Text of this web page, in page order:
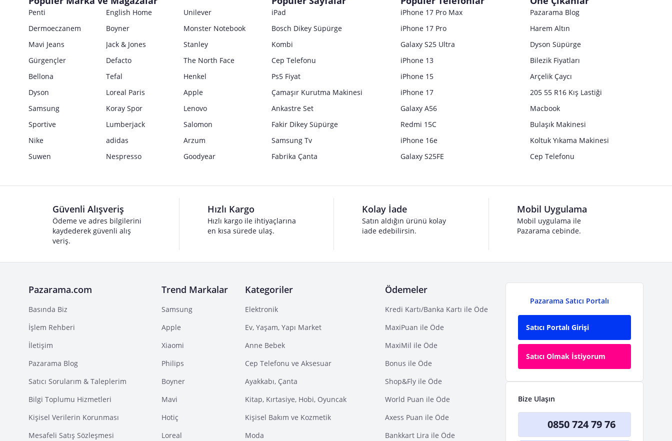
E Posta Adresi
Satıcı bilgi girişi yapmamıştır.
Satıcı bilgi girişi yapmamıştır.
Penti English Home
Unilever
Dermoeczanem
Boyner
Monster Notebook
Mavi Jeans
Jack & Jones
Stanley
Gürgençler
Defacto
The North Face
Bellona
Tefal
Henkel
Dyson
Loreal Paris
Apple
Samsung
Koray Spor
Lenovo
Sportive
Lumberjack
Salomon
Nike
adidas
Arzum
Suwen
Nespresso Goodyear
iPad
Bosch Dikey Süpürge
Kombi
Cep Telefonu
Ps5 Fiyat
Çamaşır Kurutma Makinesi
Ankastre Set
Fakir Dikey Süpürge
Samsung Tv
Fabrika Çanta
iPhone 17 Pro Max
iPhone 17 Pro
Galaxy S25 Ultra
iPhone 13
iPhone 15
iPhone 17
Galaxy A56
Redmi 15C
iPhone 16e
Galaxy S25FE
Pazarama Blog
Harem Altın
Dyson Süpürge
Bilezik Fiyatları
Arçelik Çaycı
205 55 R16 Kış Lastiği
Macbook
Bulaşık Makinesi
Koltuk Yıkama Makinesi
Cep Telefonu
Güvenli Alışveriş
Ödeme ve adres bilgilerini
kaydederek güvenli alış
veriş.
Hızlı Kargo
Hızlı kargo ile ihtiyaçlarına
en kısa sürede ulaş.
Kolay İade
Satın aldığın ürünü kolay
iade edebilirsin.
Mobil Uygulama
Mobil uygulama ile
Pazarama cebinde.
Pazarama.com
Basında Biz
İşlem Rehberi
İletişim
Pazarama Blog
Satıcı Sorularım & Taleplerim
Bilgi Toplumu Hizmetleri
Kişisel Verilerin Korunması
Mesafeli Satış Sözleşmesi
Trend Markalar
Samsung
Apple
Xiaomi
Philips
Boyner
Mavi
Hotiç
Loreal
Kategoriler
Elektronik
Ev, Yaşam, Yapı Market
Anne Bebek
Cep Telefonu ve Aksesuar
Ayakkabı, Çanta
Kitap, Kırtasiye, Hobi, Oyuncak
Kişisel Bakım ve Kozmetik
Moda
Ödemeler
Kredi Kartı/Banka Kartı ile Öde
MaxiPuan ile Öde
MaxiMil ile Öde
Bonus ile Öde
Shop&Fly ile Öde
World Puan ile Öde
Axess Puan ile Öde
Bankkart Lira ile Öde
Pazarama Satıcı Portalı
Satıcı Portalı Girişi
Satıcı Olmak İstiyorum
Bize Ulaşın
0850 724 79 76